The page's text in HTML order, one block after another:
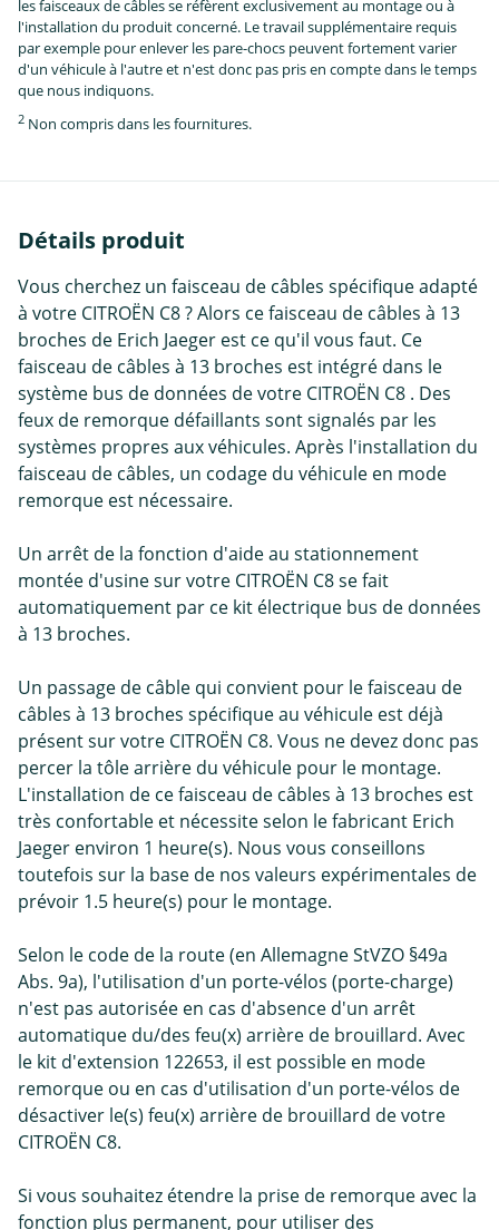
les faisceaux de câbles se réfèrent exclusivement au montage ou à
l'installation du produit concerné. Le travail supplémentaire requis
par exemple pour enlever les pare-chocs peuvent fortement varier
d'un véhicule à l'autre et n'est donc pas pris en compte dans le temps
que nous indiquons.
2 Non compris dans les fournitures.
Détails produit
Vous cherchez un faisceau de câbles spécifique adapté
à votre CITROËN C8 ? Alors ce faisceau de câbles à 13
broches de Erich Jaeger est ce qu'il vous faut. Ce
faisceau de câbles à 13 broches est intégré dans le
système bus de données de votre CITROËN C8 . Des
feux de remorque défaillants sont signalés par les
systèmes propres aux véhicules. Après l'installation du
faisceau de câbles, un codage du véhicule en mode
remorque est nécessaire.
Un arrêt de la fonction d'aide au stationnement
montée d'usine sur votre CITROËN C8 se fait
automatiquement par ce kit électrique bus de données
à 13 broches.
Un passage de câble qui convient pour le faisceau de
câbles à 13 broches spécifique au véhicule est déjà
présent sur votre CITROËN C8. Vous ne devez donc pas
percer la tôle arrière du véhicule pour le montage.
L'installation de ce faisceau de câbles à 13 broches est
très confortable et nécessite selon le fabricant Erich
Jaeger environ 1 heure(s). Nous vous conseillons
toutefois sur la base de nos valeurs expérimentales de
prévoir 1.5 heure(s) pour le montage.
Selon le code de la route (en Allemagne StVZO §49a
Abs. 9a), l'utilisation d'un porte-vélos (porte-charge)
n'est pas autorisée en cas d'absence d'un arrêt
automatique du/des feu(x) arrière de brouillard. Avec
le kit d'extension 122653, il est possible en mode
remorque ou en cas d'utilisation d'un porte-vélos de
désactiver le(s) feu(x) arrière de brouillard de votre
CITROËN C8.
Si vous souhaitez étendre la prise de remorque avec la
fonction plus permanent, pour utiliser des